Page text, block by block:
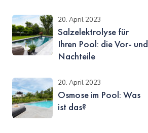
20. April 2023
Salzelektrolyse für
Ihren Pool: die Vor- und
Nachteile
20. April 2023
Osmose im Pool: Was
ist das?